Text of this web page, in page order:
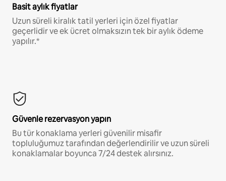
Basit aylık fiyatlar
Uzun süreli kiralık tatil yerleri için özel fiyatlar
geçerlidir ve ek ücret olmaksızın tek bir aylık ödeme
yapılır.*
Güvenle rezervasyon yapın
Bu tür konaklama yerleri güvenilir misafir
topluluğumuz tarafından değerlendirilir ve uzun süreli
konaklamalar boyunca 7/24 destek alırsınız.